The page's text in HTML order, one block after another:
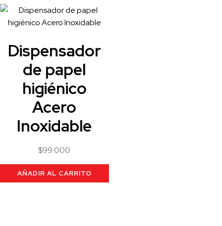
Dispensador
de papel
higiénico
Acero
Inoxidable
$99.000
AÑADIR AL CARRITO